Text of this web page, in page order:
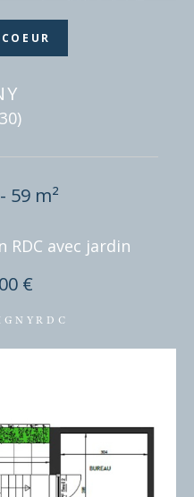
59 m²
RDC avec jardin
€